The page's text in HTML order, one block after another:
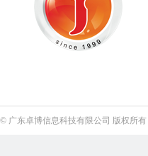
© 广东卓博信息科技有限公司 版权所有